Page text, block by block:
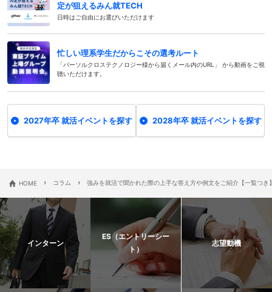
定が狙えるみん就TECH
日時はご自由にお選びいただけます
忙しい理系学生だからこその選考ルート
「パーソルクロステクノロジー様から届くメール内のURL」 から動画をご視
聴いただけます。
2027年卒 就活イベントを探す 2028年卒 就活イベントを探す
HOME › コラム › 強みを就活で聞かれた際の上手な答え方や例文をご紹介【一覧つき
インターン
ES（エントリーシー
ト）
志望動機